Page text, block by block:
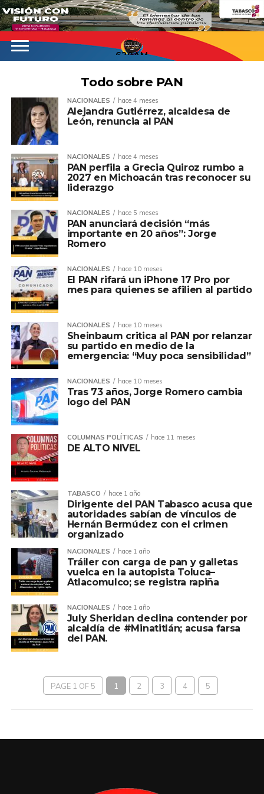
620AM
Todo sobre PAN
NACIONALES hace 4 meses
Alejandra Gutiérrez, alcaldesa de
León, renuncia al PAN
NACIONALES hace 4 meses
PAN perfila a Grecia Quiroz rumbo a
2027 en Michoacán tras reconocer su
liderazgo
NACIONALES hace 5 meses
PAN anunciará decisión “más
importante en 20 años”: Jorge
Romero
NACIONALES hace 10 meses
El PAN rifará un iPhone 17 Pro por
mes para quienes se afilien al partido
NACIONALES hace 10 meses
Sheinbaum critica al PAN por relanzar
su partido en medio de la
emergencia: “Muy poca sensibilidad”
NACIONALES hace 10 meses
Tras 73 años, Jorge Romero cambia
logo del PAN
COLUMNAS POLÍTICAS hace 11 meses
DE ALTO NIVEL
TABASCO hace 1 año
Dirigente del PAN Tabasco acusa que
autoridades sabían de vínculos de
Hernán Bermúdez con el crimen
organizado
NACIONALES hace 1 año
Tráiler con carga de pan y galletas
vuelca en la autopista Toluca–
Atlacomulco; se registra rapiña
NACIONALES hace 1 año
July Sheridan declina contender por
alcaldía de #Minatitlán; acusa farsa
del PAN.
PAGE 1 OF 5 1 2 3 4 5